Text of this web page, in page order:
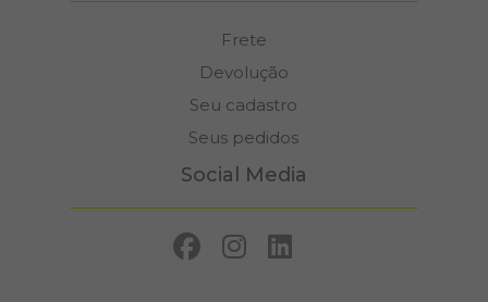
Frete
Devolução
Seu cadastro
Seus pedidos
Social Media